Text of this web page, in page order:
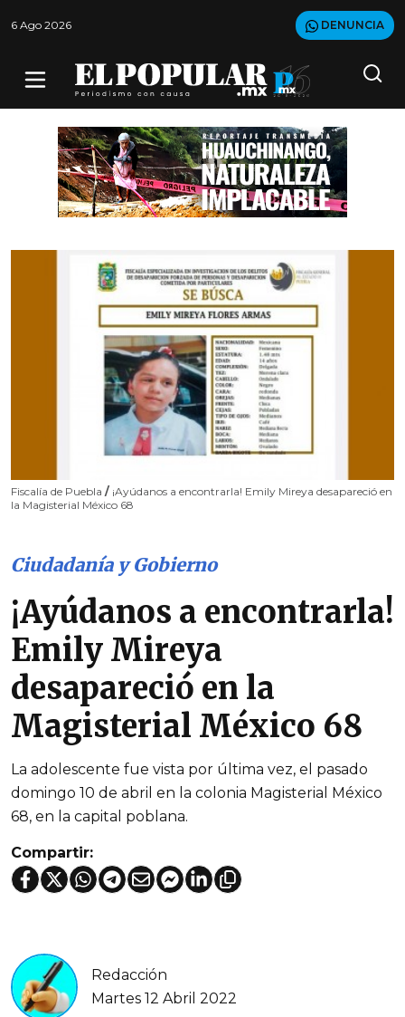
6 Ago 2026 DENUNCIA
Fiscalía de Puebla / ¡Ayúdanos a encontrarla! Emily Mireya desapareció en
la Magisterial México 68
Ciudadanía y Gobierno
¡Ayúdanos a encontrarla!
Emily Mireya
desapareció en la
Magisterial México 68
La adolescente fue vista por última vez, el pasado
domingo 10 de abril en la colonia Magisterial México
68, en la capital poblana.
Compartir:
Redacción
Martes 12 Abril 2022